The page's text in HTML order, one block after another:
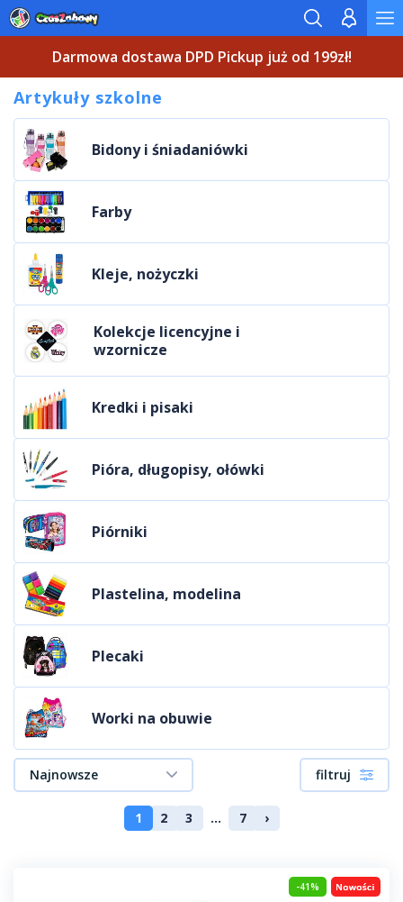
Darmowa dostawa DPD Pickup już od 199zł!
Artykuły szkolne
Bidony i śniadaniówki
Farby
Kleje, nożyczki
Kolekcje licencyjne i
wzornicze
Kredki i pisaki
Pióra, długopisy, ołówki
Piórniki
Plastelina, modelina
Plecaki
Worki na obuwie
Najnowsze filtruj
1 2 3 ... 7 ›
-41%